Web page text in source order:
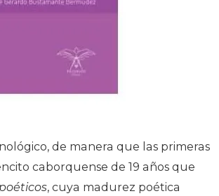
de manera que las primeras
caborquense de 19 años que
, cuya madurez poética